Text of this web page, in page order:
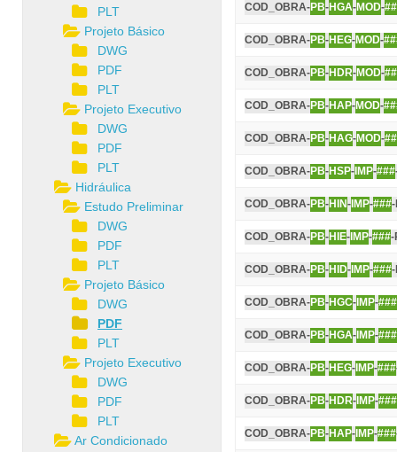
COD_OBRA-PB-HGA-MOD-
COD_OBRA-PB-HEG-MOD-
COD_OBRA-PB-HDR-MOD-
COD_OBRA-PB-HAP-MOD-
COD_OBRA-PB-HAG-MOD-
COD_OBRA-PB-HSP- IMP-###
COD_OBRA-PB-HIN- IMP-###
COD_OBRA-PB-HIE- IMP-###-
COD_OBRA-PB-HID- IMP-###
COD_OBRA-PB-HGC- IMP-###
COD_OBRA-PB-HGA- IMP-###
COD_OBRA-PB-HEG- IMP-###
COD_OBRA-PB-HDR- IMP-###
COD_OBRA-PB-HAP- IMP-###
PLT
Projeto Básico
DWG
PDF
PLT
Projeto Executivo
DWG
PDF
PLT
Hidráulica
Estudo Preliminar
DWG
PDF
PLT
Projeto Básico
DWG
PDF
PLT
Projeto Executivo
DWG
PDF
PLT
Ar Condicionado